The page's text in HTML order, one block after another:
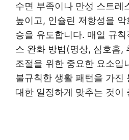
수면 부족이나 만성 스트레
높이고, 인슐린 저항성을
승을 유도합니다. 매일 규
스 완화 방법(명상, 심호흡,
조절을 위한 중요한 요소입
불규칙한 생활 패턴을 가진
대한 일정하게 맞추는 것이